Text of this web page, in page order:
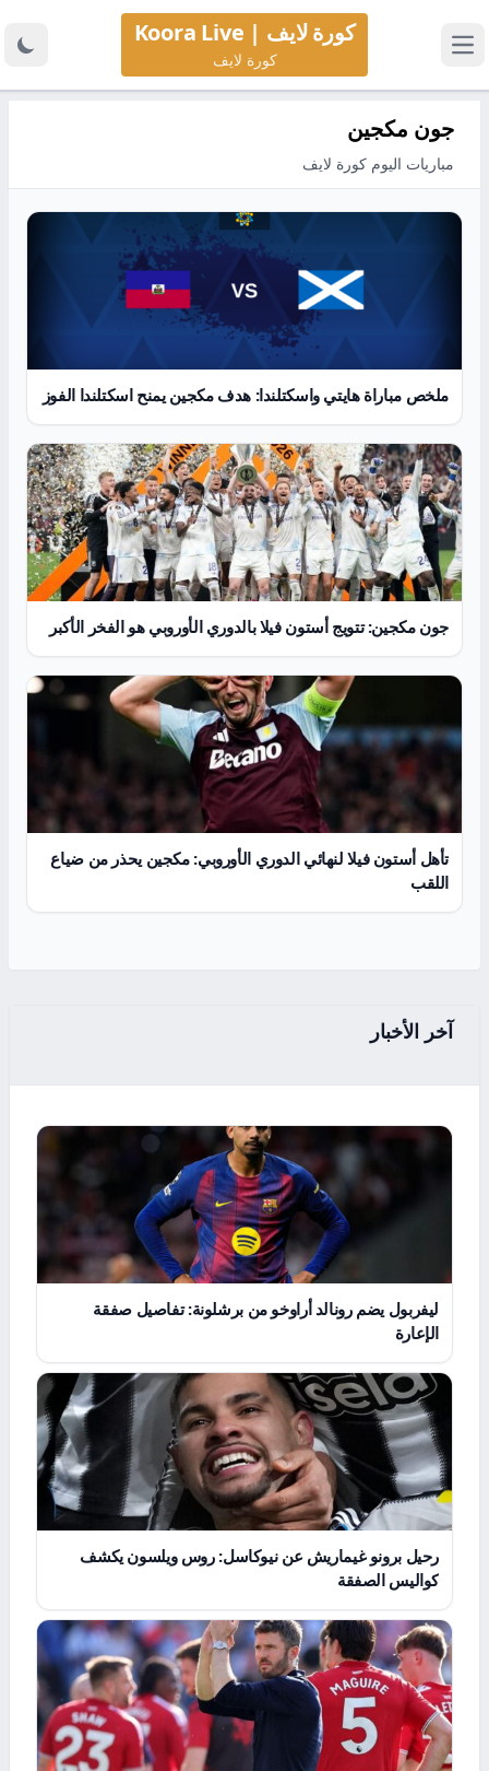
كورة لايف | Koora Live
كورة لايف
جون مكجين
مباريات اليوم كورة لايف
ملخص مباراة هايتي واسكتلندا: هدف مكجين يمنح اسكتلندا الفوز
جون مكجين: تتويج أستون فيلا بالدوري الأوروبي هو الفخر الأكبر
تأهل أستون فيلا لنهائي الدوري الأوروبي: مكجين يحذر من ضياع
اللقب
آخر الأخبار
ليفربول يضم رونالد أراوخو من برشلونة: تفاصيل صفقة
الإعارة
رحيل برونو غيماريش عن نيوكاسل: روس ويلسون يكشف
كواليس الصفقة